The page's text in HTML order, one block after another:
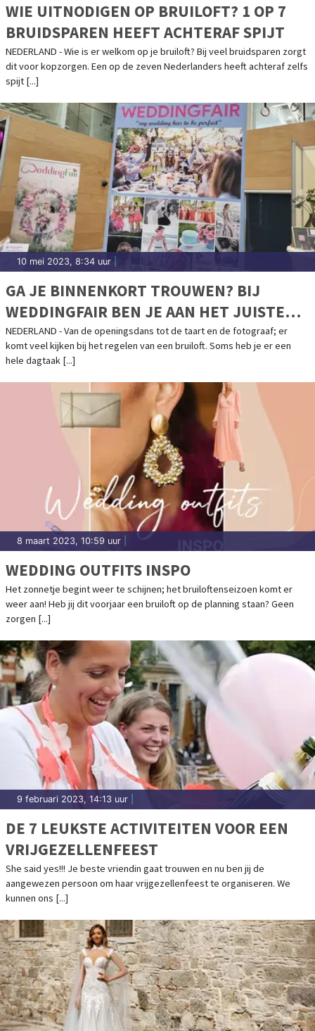
WIE UITNODIGEN OP BRUILOFT? 1 OP 7
BRUIDSPAREN HEEFT ACHTERAF SPIJT
NEDERLAND - Wie is er welkom op je bruiloft? Bij veel bruidsparen zorgt
dit voor kopzorgen. Een op de zeven Nederlanders heeft achteraf zelfs
spijt [...]
10 mei 2023, 8:34 uur
GA JE BINNENKORT TROUWEN? BIJ
WEDDINGFAIR BEN JE AAN HET JUISTE
ADRES!
NEDERLAND - Van de openingsdans tot de taart en de fotograaf; er
komt veel kijken bij het regelen van een bruiloft. Soms heb je er een
hele dagtaak [...]
8 maart 2023, 10:59 uur
WEDDING OUTFITS INSPO
Het zonnetje begint weer te schijnen; het bruiloftenseizoen komt er
weer aan! Heb jij dit voorjaar een bruiloft op de planning staan? Geen
zorgen [...]
9 februari 2023, 14:13 uur
DE 7 LEUKSTE ACTIVITEITEN VOOR EEN
VRIJGEZELLENFEEST
She said yes!!! Je beste vriendin gaat trouwen en nu ben jij de
aangewezen persoon om haar vrijgezellenfeest te organiseren. We
kunnen ons [...]